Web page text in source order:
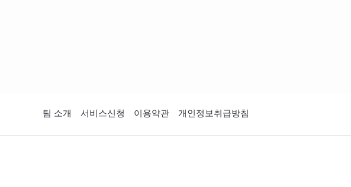
팀 소개 서비스신청 이용약관 개인정보취급방침